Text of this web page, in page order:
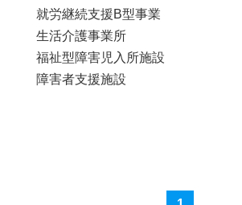
就労継続支援B型事業
生活介護事業所
福祉型障害児入所施設
障害者支援施設